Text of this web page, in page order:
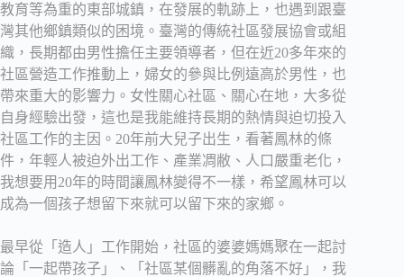
教育等為重的東部城鎮，在發展的軌跡上，也遇到跟臺
灣其他鄉鎮類似的困境。臺灣的傳統社區發展協會或組
織，長期都由男性擔任主要領導者，但在近20多年來的
社區營造工作推動上，婦女的參與比例遠高於男性，也
帶來重大的影響力。女性關心社區、關心在地，大多從
自身經驗出發，這也是我能維持長期的熱情與迫切投入
社區工作的主因。20年前大兒子出生，看著鳳林的條
件，年輕人被迫外出工作、產業凋敝、人口嚴重老化，
我想要用20年的時間讓鳳林變得不一樣，希望鳳林可以
成為一個孩子想留下來就可以留下來的家鄉。
最早從「造人」工作開始，社區的婆婆媽媽聚在一起討
論「一起帶孩子」、「社區某個髒亂的角落不好」，我